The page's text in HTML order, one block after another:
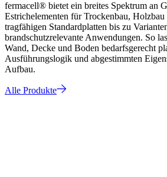
fermacell® bietet ein breites Spektrum an
Estrichelementen für Trockenbau,
tragfähigen Standardplatten bis zu
brandschutzrelevante Anwendungen. So
Wand, Decke und Boden bedarfsgerecht
Ausführungslogik und abgestimmten
Aufbau.
Alle Produkte